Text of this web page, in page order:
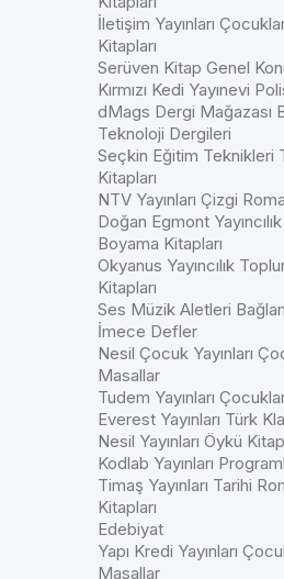
İletişim Yayınları
Kitapları
Serüven Kitap Genel
Kırmızı Kedi Yayınevi
dMags Dergi Mağazası
Teknoloji Dergileri
Seçkin Eğitim Teknikleri
Kitapları
NTV Yayınları Çizgi
Doğan Egmont
Boyama Kitapları
Okyanus Yayıncılık
Kitapları
Ses Müzik Aletleri
İmece Defler
Nesil Çocuk Yayınları
Masallar
Tudem Yayınları
Everest Yayınları Türk
Nesil Yayınları Öykü
Kodlab Yayınları
Timaş Yayınları Tarihi
Kitapları
Edebiyat
Yapı Kredi Yayınları
Masallar